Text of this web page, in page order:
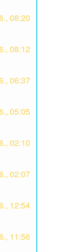
08:20
08:12
06:37
05:05
02:10
02:07
12:54
11:56